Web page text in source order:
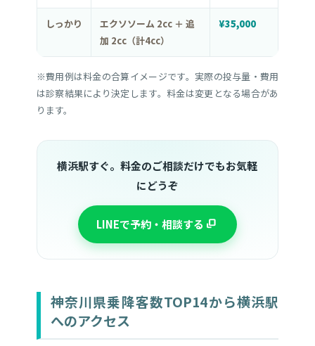
しっかり
エクソソーム 2cc ＋ 追
加 2cc（計4cc）
¥35,000
※費用例は料金の合算イメージです。実際の投与量・費用
は診察結果により決定します。料金は変更となる場合があ
ります。
横浜駅すぐ。料金のご相談だけでもお気軽
にどうぞ
LINEで予約・相談する
神奈川県乗降客数TOP14から横浜駅
へのアクセス